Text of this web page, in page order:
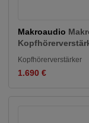
Makroaudio
Kopfhörerverstärker
1.690 €